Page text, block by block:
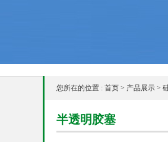
您所在的位置 : 首页 > 产品展示 >
半透明胶塞